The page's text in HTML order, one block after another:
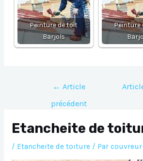
Peinture de toit
Barjols
Peinture
Navigation
l’article
← Article
précédent
Etancheite de
/ Etancheite de toiture/ Par